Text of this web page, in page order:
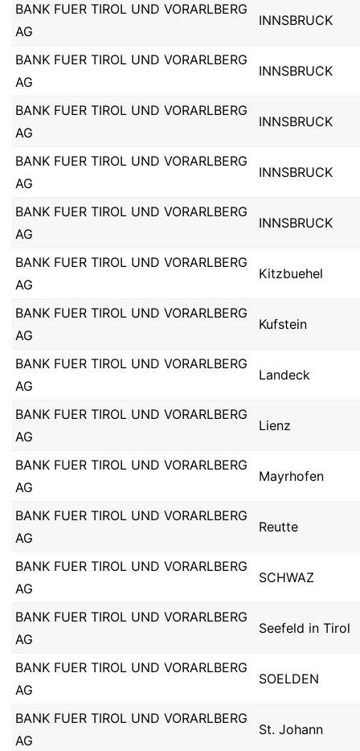
BANK FUER TIROL UND VORARLBERG
AG
INNSBRUCK
BANK FUER TIROL UND VORARLBERG
AG
INNSBRUCK
BANK FUER TIROL UND VORARLBERG
AG
INNSBRUCK
BANK FUER TIROL UND VORARLBERG
AG
INNSBRUCK
BANK FUER TIROL UND VORARLBERG
AG
INNSBRUCK
BANK FUER TIROL UND VORARLBERG
AG
Kitzbuehel
BANK FUER TIROL UND VORARLBERG
AG
Kufstein
BANK FUER TIROL UND VORARLBERG
AG
Landeck
BANK FUER TIROL UND VORARLBERG
AG
Lienz
BANK FUER TIROL UND VORARLBERG
AG
Mayrhofen
BANK FUER TIROL UND VORARLBERG
AG
Reutte
BANK FUER TIROL UND VORARLBERG
AG
SCHWAZ
BANK FUER TIROL UND VORARLBERG
AG
Seefeld in Tirol
BANK FUER TIROL UND VORARLBERG
AG
SOELDEN
BANK FUER TIROL UND VORARLBERG
AG
St. Johann